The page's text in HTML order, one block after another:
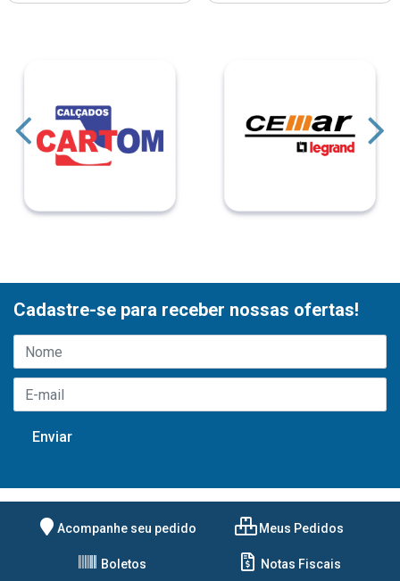
Cadastre-se para receber nossas ofertas!
Acompanhe seu pedido Meus Pedidos
Boletos Notas Fiscais